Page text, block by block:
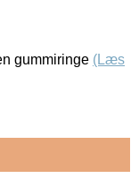
gummiringe (Læs